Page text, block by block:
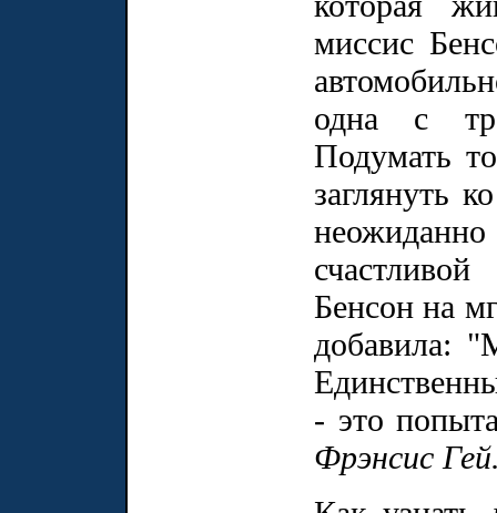
миссис
одна с
Подумать
заглянуть
Бенсон на
добавила:
- это
Фрэнсис